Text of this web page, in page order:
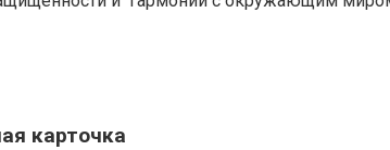
карточка